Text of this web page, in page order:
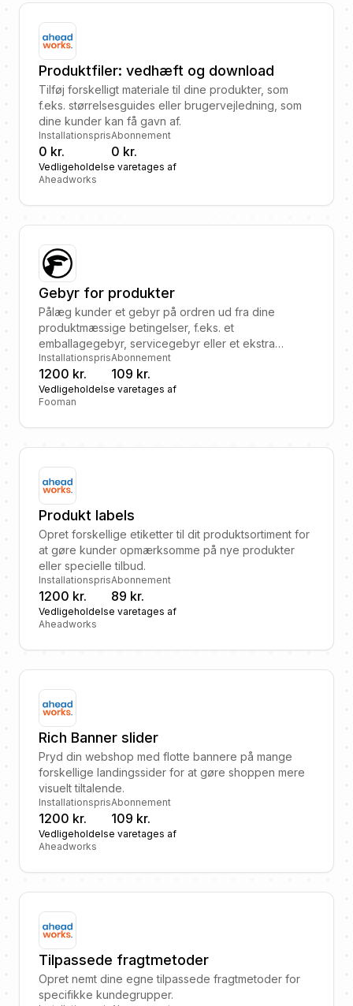
Produktfiler: vedhæft og download
Tilføj forskelligt materiale til dine produkter, som
f.eks. størrelsesguides eller brugervejledning, som
dine kunder kan få gavn af.
Installationspris
0 kr.
Abonnement
0 kr.
Vedligeholdelse varetages af
Aheadworks
Gebyr for produkter
Pålæg kunder et gebyr på ordren ud fra dine
produktmæssige betingelser, f.eks. et
emballagegebyr, servicegebyr eller et ekstra
fragtgebyr.
Installationspris
1200 kr.
Abonnement
109 kr.
Vedligeholdelse varetages af
Fooman
Produkt labels
Opret forskellige etiketter til dit produktsortiment for
at gøre kunder opmærksomme på nye produkter
eller specielle tilbud.
Installationspris
1200 kr.
Abonnement
89 kr.
Vedligeholdelse varetages af
Aheadworks
Rich Banner slider
Pryd din webshop med flotte bannere på mange
forskellige landingssider for at gøre shoppen mere
visuelt tiltalende.
Installationspris
1200 kr.
Abonnement
109 kr.
Vedligeholdelse varetages af
Aheadworks
Tilpassede fragtmetoder
Opret nemt dine egne tilpassede fragtmetoder for
specifikke kundegrupper.